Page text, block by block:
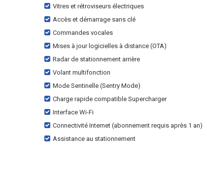
Vitres et rétroviseurs électriques
Accès et démarrage sans clé
Commandes vocales
Mises à jour logicielles à distance (OTA)
Radar de stationnement arrière
Volant multifonction
Mode Sentinelle (Sentry Mode)
Charge rapide compatible Supercharger
Interface Wi-Fi
Connectivité Internet (abonnement requis après 1 an)
Assistance au stationnement